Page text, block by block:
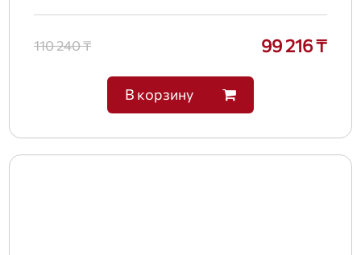
110 240 ₸ 99 216 ₸
В корзину